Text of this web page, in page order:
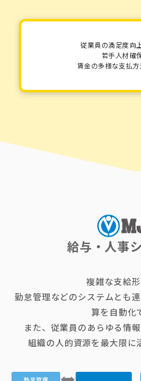
従業員の満足度向
若手人材確
賃金の多様な支払方
給与・人事
複雑な支給
勤怠管理などのシステムとも
算を自動化
また、従業員のあらゆる情
組織の人的資源を最大限に